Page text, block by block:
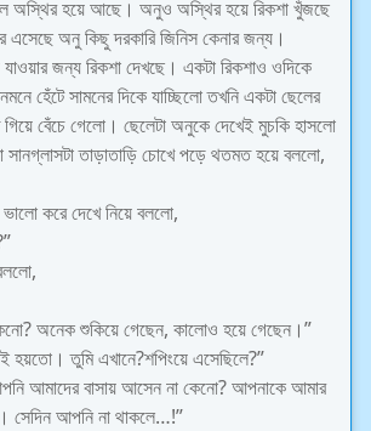
বলে অস্থির হয়ে আছে। অনুও অস্থির হয়ে রিকশা খুঁজছে
এসেছে অনু কিছু দরকারি জিনিস কেনার জন্য।
যাওয়ার জন্য রিকশা দেখছে। একটা রিকশাও ওদিকে
হেঁটে সামনের দিকে যাচ্ছিলো তখনি একটা ছেলের
গিয়ে বেঁচে গেলো। ছেলেটা অনুকে দেখেই মুচকি হাসলো
সানগ্লাসটা তাড়াতাড়ি চোখে পড়ে থতমত হয়ে বললো,
করে দেখে নিয়ে বললো,
অনেক শুকিয়ে গেছেন, কালোও হয়ে গেছেন।”
হয়তো। তুমি এখানে?শপিংয়ে এসেছিলে?”
আমাদের বাসায় আসেন না কেনো? আপনাকে আমার
সেদিন আপনি না থাকলে…!”